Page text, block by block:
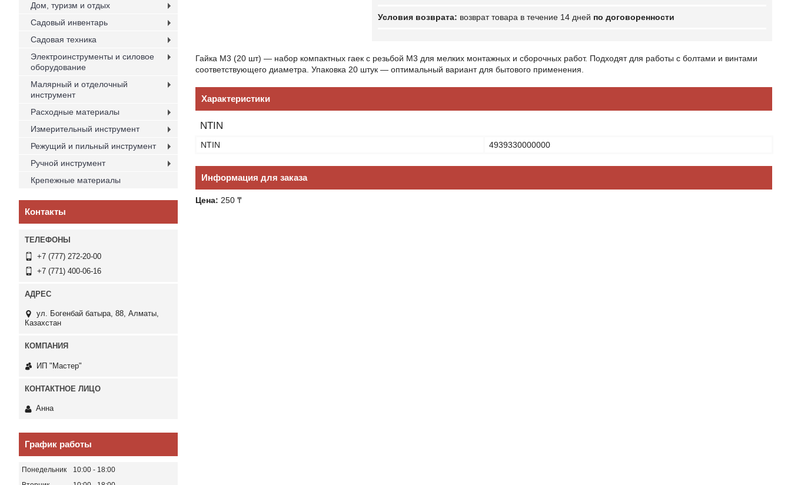
возврат товара в течение 14 дней по договоренности
Гайка М3 (20 шт) — набор компактных гаек с резьбой М3 для мелких монтажных и сборочных работ. Подходят для работы с болтами и винтами
соответствующего диаметра. Упаковка 20 штук — оптимальный вариант для бытового применения.
Характеристики
NTIN
NTIN 4939330000000
Информация для заказа
Цена: 250 ₸
Дом, туризм и отдых
Садовый инвентарь
Садовая техника
Электроинструменты и силовое
оборудование
Малярный и отделочный
инструмент
Расходные материалы
Измерительный инструмент
Режущий и пильный инструмент
Ручной инструмент
Крепежные материалы
Контакты
+7 (777) 272-20-00
+7 (771) 400-06-16
ул. Богенбай батыра, 88, Алматы,
Казахстан
ИП "Мастер"
Анна
График работы
Понедельник 10:00
18:00